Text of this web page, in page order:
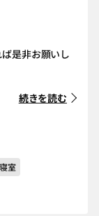
是非お願いし
続きを読む
室